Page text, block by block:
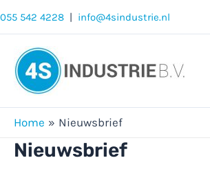
inhoud
055 542 4228 | info@4sindustrie.nl
Home Nieuwsbrief
Nieuwsbrief